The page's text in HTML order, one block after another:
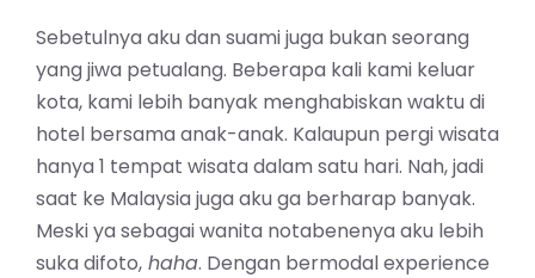
Sebetulnya aku dan suami juga bukan seorang
yang jiwa petualang. Beberapa kali kami keluar
kota, kami lebih banyak menghabiskan waktu di
hotel bersama anak-anak. Kalaupun pergi wisata
hanya 1 tempat wisata dalam satu hari. Nah, jadi
saat ke Malaysia juga aku ga berharap banyak.
Meski ya sebagai wanita notabenenya aku lebih
suka difoto, haha. Dengan bermodal experience